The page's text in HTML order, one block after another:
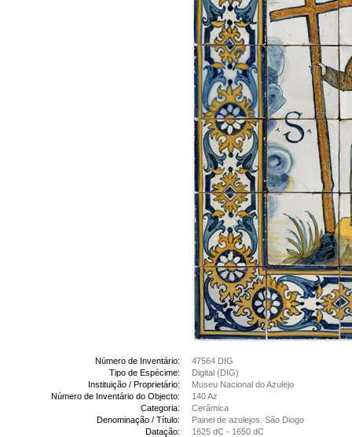
Número de Inventário:
47564 DIG
Tipo de Espécime:
Digital (DIG)
Instituição / Proprietário:
Museu Nacional do Azulejo
Número de Inventário do Objecto:
140 Az
Categoria:
Cerâmica
Denominação / Título:
Painel de azulejos. São Diogo
Datação:
1625 dC - 1650 dC